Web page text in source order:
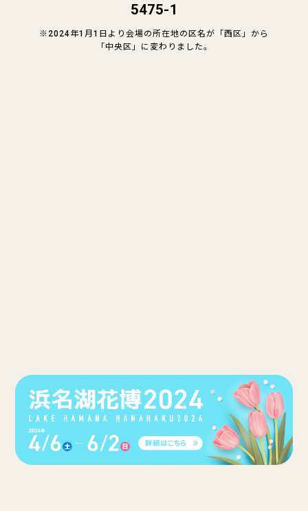
5475-1
※2024年1月1日より会場の所在地の区名が「西区」から
「中央区」に変わりました。